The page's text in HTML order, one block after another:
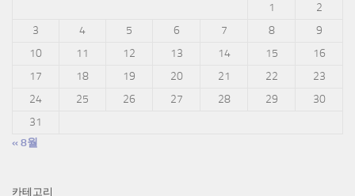
1
2
3
4 5 6 7 8
9
10
11 12 13 14 15
16
17
18 19 20 21 22
23
24
25 26 27 28 29
30
31
« 8월
카테고리